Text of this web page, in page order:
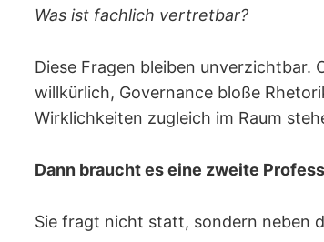
Was ist fachlich vertretbar?
Diese Fragen bleiben unverzichtbar.
willkürlich, Governance bloße
Wirklichkeiten zugleich im Raum
Dann braucht es eine zweite
Sie fragt nicht statt, sondern neben